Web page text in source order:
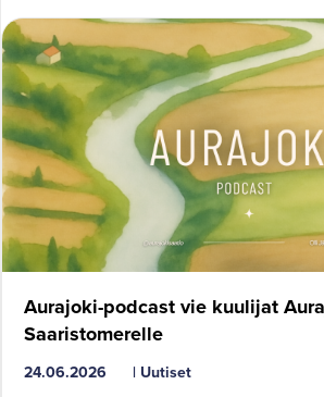
Aurajoki-podcast vie kuulijat
Saaristomerelle
24.06.2026 | Uutiset